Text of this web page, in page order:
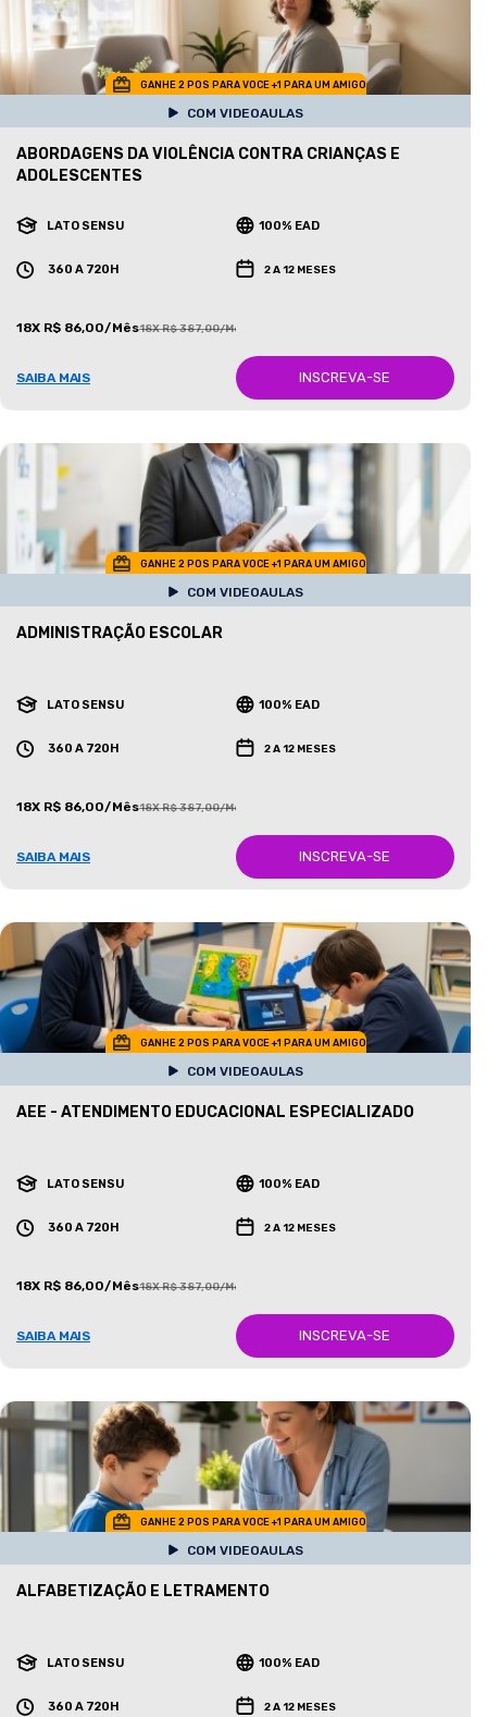
GANHE 2 POS PARA VOCE +1 PARA UM AMIGO
COM VIDEOAULAS
ABORDAGENS DA VIOLÊNCIA CONTRA CRIANÇAS E
ADOLESCENTES
LATO SENSU 100% EAD
360 A 720H 2 A 12 MESES
18X R$ 86,00/Mês18X R$ 387,00/Mês
SAIBA MAIS INSCREVA-SE
GANHE 2 POS PARA VOCE +1 PARA UM AMIGO
COM VIDEOAULAS
ADMINISTRAÇÃO ESCOLAR
LATO SENSU 100% EAD
360 A 720H 2 A 12 MESES
18X R$ 86,00/Mês18X R$ 387,00/Mês
SAIBA MAIS INSCREVA-SE
GANHE 2 POS PARA VOCE +1 PARA UM AMIGO
COM VIDEOAULAS
AEE - ATENDIMENTO EDUCACIONAL ESPECIALIZADO
LATO SENSU 100% EAD
360 A 720H 2 A 12 MESES
18X R$ 86,00/Mês18X R$ 387,00/Mês
SAIBA MAIS INSCREVA-SE
GANHE 2 POS PARA VOCE +1 PARA UM AMIGO
COM VIDEOAULAS
ALFABETIZAÇÃO E LETRAMENTO
LATO SENSU 100% EAD
360 A 720H 2 A 12 MESES